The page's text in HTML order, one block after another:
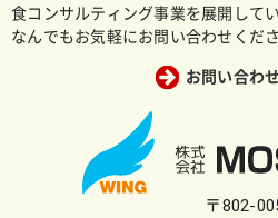
食コンサルティング事業を展開して
なんでもお気軽にお問い合わせくださ
お問い合わ
〒802-